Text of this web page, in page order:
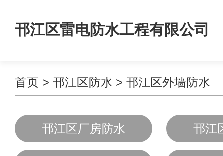
邗江区雷电防水工程有限公司
首页 > 邗江区防水 > 邗江区外墙防水
邗江区厂房防水 邗江